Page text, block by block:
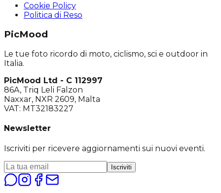
Cookie Policy
Politica di Reso
PicMood
Le tue foto ricordo di moto, ciclismo, sci e outdoor in
Italia.
PicMood Ltd - C 112997
86A, Triq Leli Falzon
Naxxar, NXR 2609, Malta
VAT: MT32183227
Newsletter
Iscriviti per ricevere aggiornamenti sui nuovi eventi.
Iscriviti